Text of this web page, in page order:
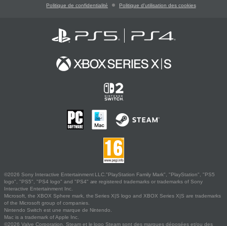
Politique de confidentialité Politique d'utilisation des cookies
©2026 Sony Interactive Entertainment LLC."PlayStation Family Mark", "PlayStation", "PS5
logo", "PS5", "PS4 logo" and "PS4" are registered trademarks or trademarks of Sony
Interactive Entertainment Inc.
Microsoft, the XBOX Sphere mark, the Series X|S logo and XBOX Series X|S are trademarks
of the Microsoft group of companies.
Nintendo Switch est une marque de Nintendo.
Mac is a trademark of Apple Inc.
©2026 Valve Corporation. Steam et le logo Steam sont des marques déposées et/ou des